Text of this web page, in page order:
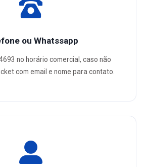
ou Whatssapp
no horário comercial, caso não
com email e nome para contato.